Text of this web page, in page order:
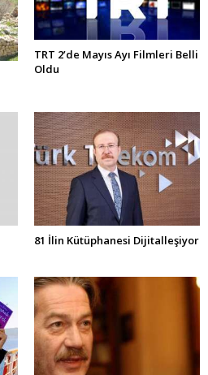
TRT 2’de Mayıs Ayı Filmleri Belli
Oldu
81 İlin Kütüphanesi Dijitalleşiyor